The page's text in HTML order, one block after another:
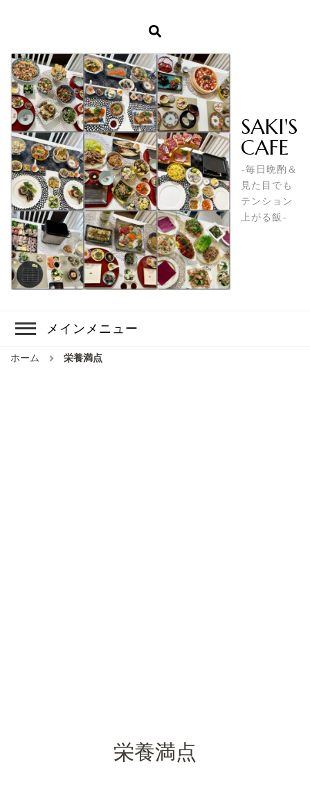
SAKI'S
CAFE
-毎日晩酌＆
見た目でも
テンション
上がる飯-
メインメニュー
ホーム 栄養満点
栄養満点